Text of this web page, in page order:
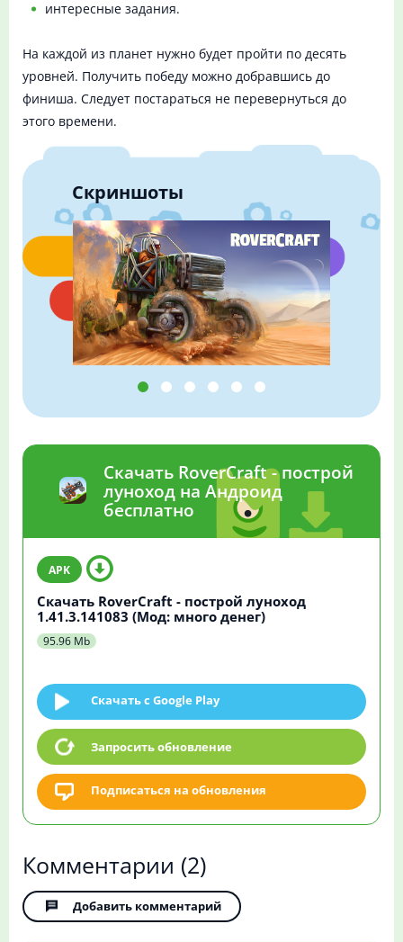
интересные задания.
На каждой из планет нужно будет пройти по десять
уровней. Получить победу можно добравшись до
финиша. Следует постараться не перевернуться до
этого времени.
Скриншоты
Скачать RoverCraft - построй
луноход на Андроид
бесплатно
Скачать RoverCraft - построй луноход
1.41.3.141083 (Мод: много денег)
95.96 Mb
Скачать c Google Play
Запросить обновление
Подписаться на обновления
Комментарии (2)
Добавить комментарий